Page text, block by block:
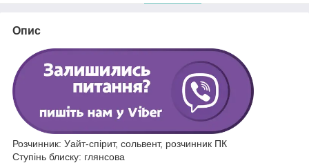
Опис
Розчинник: Уайт-спірит, сольвент, розчинник ПК
Ступінь блиску: глянсова